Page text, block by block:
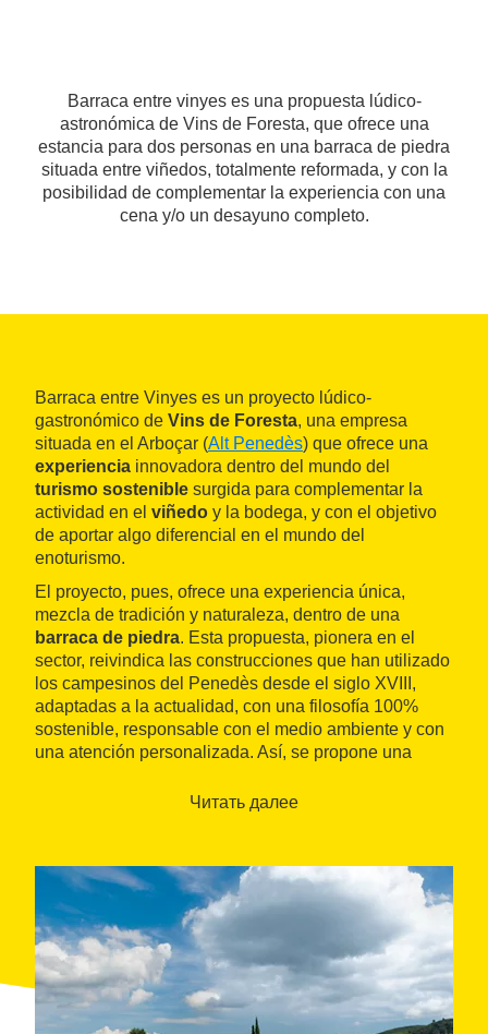
Barraca entre vinyes es una propuesta lúdico-
astronómica de Vins de Foresta, que ofrece una
estancia para dos personas en una barraca de piedra
situada entre viñedos, totalmente reformada, y con la
posibilidad de complementar la experiencia con una
cena y/o un desayuno completo.
Barraca entre Vinyes es un proyecto lúdico-
gastronómico de Vins de Foresta, una empresa
situada en el Arboçar (Alt Penedès) que ofrece una
experiencia innovadora dentro del mundo del
turismo sostenible surgida para complementar la
actividad en el viñedo y la bodega, y con el objetivo
de aportar algo diferencial en el mundo del
enoturismo.
El proyecto, pues, ofrece una experiencia única,
mezcla de tradición y naturaleza, dentro de una
barraca de piedra. Esta propuesta, pionera en el
sector, reivindica las construcciones que han utilizado
los campesinos del Penedès desde el siglo XVIII,
adaptadas a la actualidad, con una filosofía 100%
sostenible, responsable con el medio ambiente y con
una atención personalizada. Así, se propone una
piedra totalmente reformada, con
Читать далее